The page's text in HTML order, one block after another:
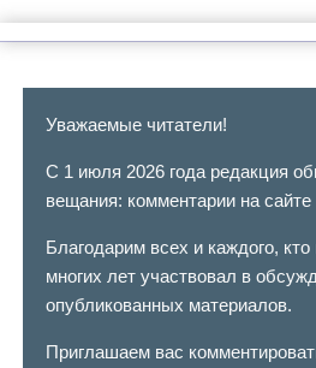
Уважаемые читатели!
С 1 июля 2026 года редакция
вещания: комментарии на
Благодарим всех и каждого,
многих лет участвовал в
опубликованных материалов.
Приглашаем вас